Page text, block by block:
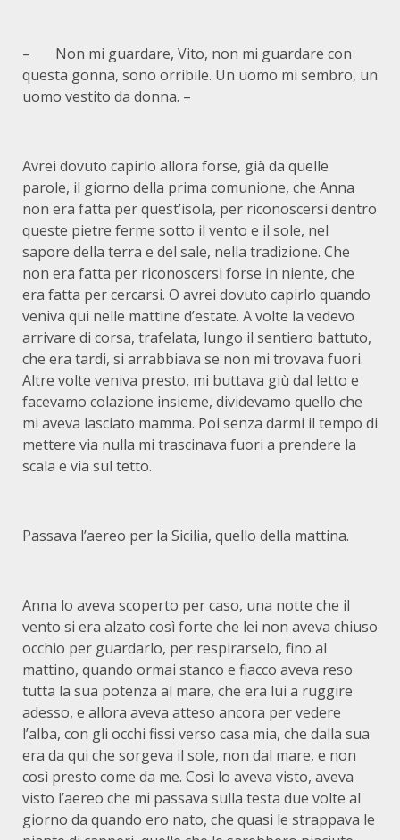
– Non mi guardare, Vito, non mi guardare con
questa gonna, sono orribile. Un uomo mi sembro, un
uomo vestito da donna. –
Avrei dovuto capirlo allora forse, già da quelle
parole, il giorno della prima comunione, che Anna
non era fatta per quest’isola, per riconoscersi dentro
queste pietre ferme sotto il vento e il sole, nel
sapore della terra e del sale, nella tradizione. Che
non era fatta per riconoscersi forse in niente, che
era fatta per cercarsi. O avrei dovuto capirlo quando
veniva qui nelle mattine d’estate. A volte la vedevo
arrivare di corsa, trafelata, lungo il sentiero battuto,
che era tardi, si arrabbiava se non mi trovava fuori.
Altre volte veniva presto, mi buttava giù dal letto e
facevamo colazione insieme, dividevamo quello che
mi aveva lasciato mamma. Poi senza darmi il tempo di
mettere via nulla mi trascinava fuori a prendere la
scala e via sul tetto.
Passava l’aereo per la Sicilia, quello della mattina.
Anna lo aveva scoperto per caso, una notte che il
vento si era alzato così forte che lei non aveva chiuso
occhio per guardarlo, per respirarselo, fino al
mattino, quando ormai stanco e fiacco aveva reso
tutta la sua potenza al mare, che era lui a ruggire
adesso, e allora aveva atteso ancora per vedere
l’alba, con gli occhi fissi verso casa mia, che dalla sua
era da qui che sorgeva il sole, non dal mare, e non
così presto come da me. Così lo aveva visto, aveva
visto l’aereo che mi passava sulla testa due volte al
giorno da quando ero nato, che quasi le strappava le